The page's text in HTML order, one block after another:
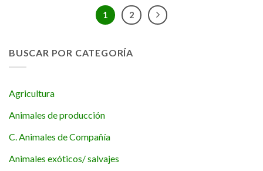
1 2
BUSCAR POR CATEGORÍA
Agricultura
Animales de producción
C. Animales de Compañía
Animales exóticos/ salvajes